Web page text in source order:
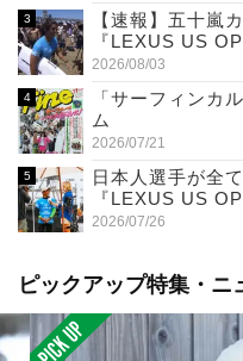
【速報】五十嵐
『LEXUS US
2026/08/03
「サーフィンカ
ム
2026/07/21
日本人選手が全
『LEXUS US
2026/07/26
ピックアップ特集・ニ